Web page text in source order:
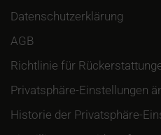
Datenschutzerklärung
AGB
Richtlinie für
Privatsphäre-Einstellungen
Historie der Privatsphäre-